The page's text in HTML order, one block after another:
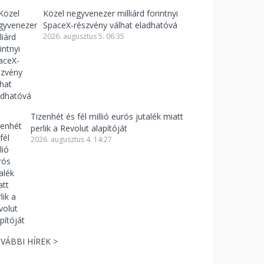
Közel negyvenezer milliárd forintnyi
SpaceX-részvény válhat eladhatóvá
2026. augusztus 5. 06:35
Tizenhét és fél millió eurós jutalék miatt
perlik a Revolut alapítóját
2026. augusztus 4. 14:27
HÍREK >